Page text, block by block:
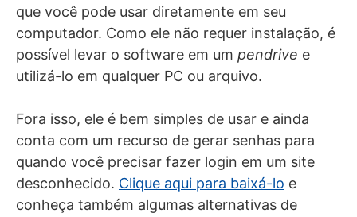
que você pode usar diretamente em seu
computador. Como ele não requer instalação, é
possível levar o software em um pendrive e
utilizá-lo em qualquer PC ou arquivo.
Fora isso, ele é bem simples de usar e ainda
conta com um recurso de gerar senhas para
quando você precisar fazer login em um site
desconhecido. Clique aqui para baixá-lo e
conheça também algumas alternativas de